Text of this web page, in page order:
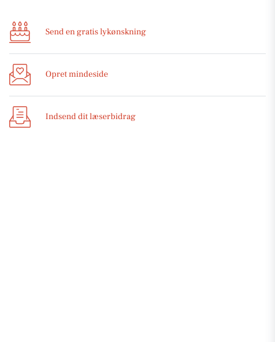
Send en gratis lykønskning
Opret mindeside
Indsend dit læserbidrag